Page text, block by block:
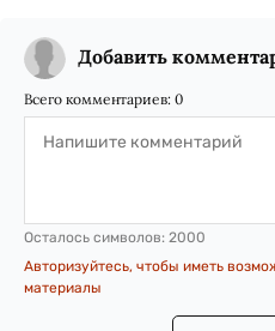
Добавить
Всего комментариев: 0
Осталось символов: 2000
Авторизуйтесь, чтобы иметь
материалы